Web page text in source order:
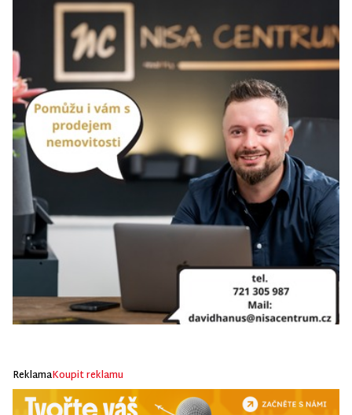
ReklamaKoupit reklamu